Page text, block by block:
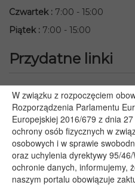
Czwartek: 7:00 - 15:00
Piątek: 7:00 - 15:00
Przydatne linki
Starostwo Powiatowe we
Lubelski Urząd Wojewódzki
Urząd Marszałkowski
Serwis Rzeczypospolitej
PGE – Planowane wyłączenia
Poczta E-mail
W związku z rozpoczęciem
Rozporządzenia Parlamentu
Europejskiej 2016/679 z dnia
ochrony osób fizycznych w
osobowych i w sprawie
oraz uchylenia dyrektywy 95/
ochronie danych, informujemy,
naszym portalu obowiązuje